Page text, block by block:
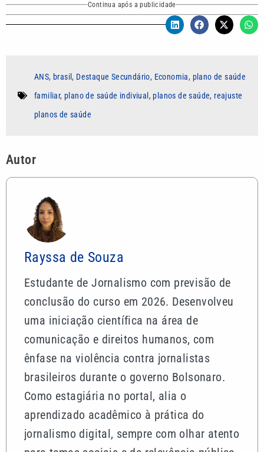
Continua após a publicidade
ANS, brasil , Destaque Secundário, Economia, plano de saúde
familiar, plano de saúde indiviual , planos de saúde, reajuste
planos de saúde
Autor
Rayssa de Souza
Estudante de Jornalismo com previsão de
conclusão do curso em 2026. Desenvolveu
uma iniciação científica na área de
comunicação e direitos humanos, com
ênfase na violência contra jornalistas
brasileiros durante o governo Bolsonaro.
Como estagiária no portal, alia o
aprendizado acadêmico à prática do
jornalismo digital, sempre com olhar atento